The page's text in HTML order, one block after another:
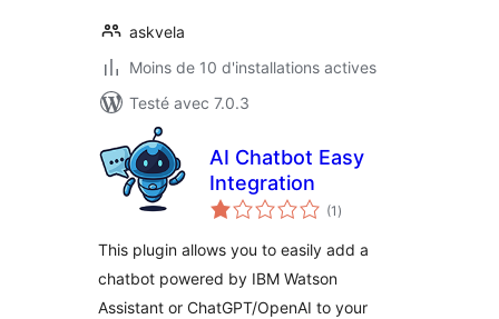
askvela
Moins de 10 d'installations actives
Testé avec 7.0.3
AI Chatbot Easy
Integration
(1 notes
en
)
This plugin allows you to easily add a
chatbot powered by IBM Watson
Assistant or ChatGPT/OpenAI to your